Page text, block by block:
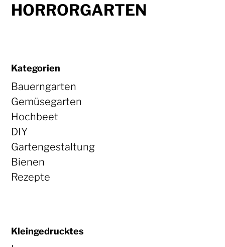
HORRORGARTEN
Kategorien
Bauerngarten
Gemüsegarten
Hochbeet
DIY
Gartengestaltung
Bienen
Rezepte
Kleingedrucktes